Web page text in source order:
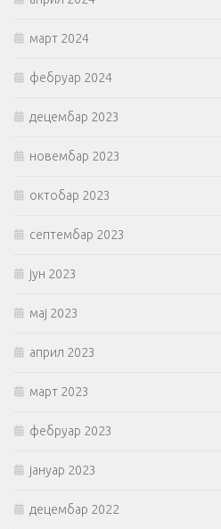
март 2024
фебруар 2024
децембар 2023
новембар 2023
октобар 2023
септембар 2023
јун 2023
мај 2023
април 2023
март 2023
фебруар 2023
јануар 2023
децембар 2022